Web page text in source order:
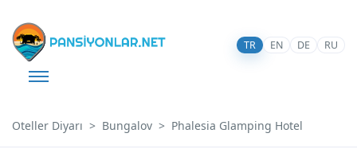
TR EN DE RU
Oteller Diyarı Bungalov Phalesia Glamping Hotel